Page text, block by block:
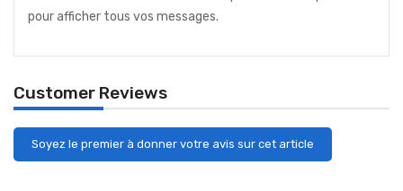
pour afficher tous vos messages.
Customer Reviews
Soyez le premier à donner votre avis sur cet article